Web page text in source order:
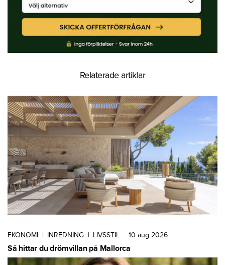
Relaterade artiklar
EKONOMI | INREDNING | LIVSSTIL 10 aug 2026
Så hittar du drömvillan på Mallorca